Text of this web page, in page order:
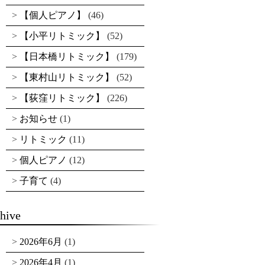
【個人ピアノ】 (46)
【小平リトミック】 (52)
【日本橋リトミック】 (179)
【東村山リトミック】 (52)
【荻窪リトミック】 (226)
お知らせ (1)
リトミック (11)
個人ピアノ (12)
子育て (4)
2026年6月 (1)
2026年4月 (1)